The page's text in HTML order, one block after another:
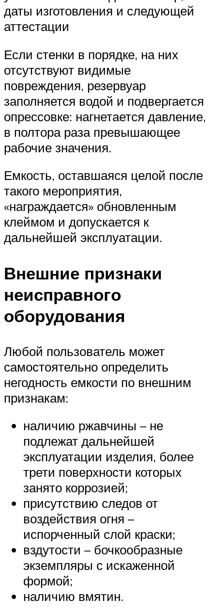
даты изготовления и следующей
аттестации
Если стенки в порядке, на них
отсутствуют видимые
повреждения, резервуар
заполняется водой и подвергается
опрессовке: нагнетается давление,
в полтора раза превышающее
рабочие значения.
Емкость, оставшаяся целой после
такого мероприятия,
«награждается» обновленным
клеймом и допускается к
дальнейшей эксплуатации.
Внешние признаки
неисправного
оборудования
Любой пользователь может
самостоятельно определить
негодность емкости по внешним
признакам:
наличию ржавчины – не
подлежат дальнейшей
эксплуатации изделия, более
трети поверхности которых
занято коррозией;
присутствию следов от
воздействия огня –
испорченный слой краски;
вздутости – бочкообразные
экземпляры с искаженной
формой;
наличию вмятин.